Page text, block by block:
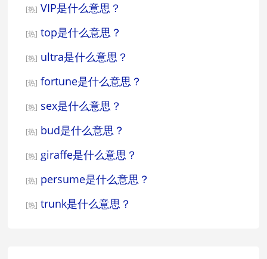
[热] VIP是什么意思？
[热] top是什么意思？
[热] ultra是什么意思？
[热] fortune是什么意思？
[热] sex是什么意思？
[热] bud是什么意思？
[热] giraffe是什么意思？
[热] persume是什么意思？
[热] trunk是什么意思？